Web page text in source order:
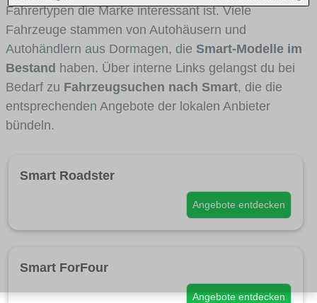
Fahrertypen die Marke interessant ist. Viele
Fahrzeuge stammen von Autohäusern und
Autohändlern aus Dormagen, die Smart-Modelle im
Bestand haben. Über interne Links gelangst du bei
Bedarf zu Fahrzeugsuchen nach Smart, die die
entsprechenden Angebote der lokalen Anbieter
bündeln.
Smart Roadster
Angebote entdecken
Smart ForFour
Angebote entdecken